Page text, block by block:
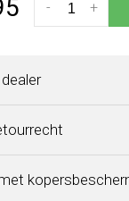
+
-